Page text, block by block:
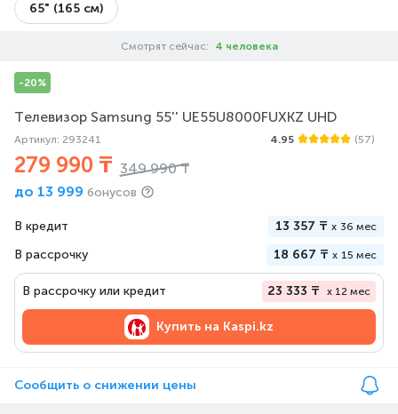
65" (165 см)
Смотрят сейчас: 4 человека
-20%
Телевизор Samsung 55'' UE55U8000FUXKZ UHD
Артикул: 293241 4.95 (57)
279 990 ₸ 349 990 ₸
до 13 999 бонусов
В кредит 13 357 ₸ x 36 мес
В рассрочку 18 667 ₸ x 15 мес
В рассрочку или кредит 23 333 ₸ x 12 мес
Купить на Kaspi.kz
Сообщить о снижении цены